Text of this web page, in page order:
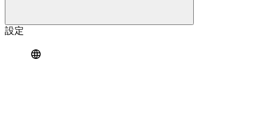
設定